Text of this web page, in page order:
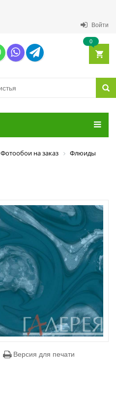
Войти
0
Фотообои на заказ
Флюиды
Версия для печати